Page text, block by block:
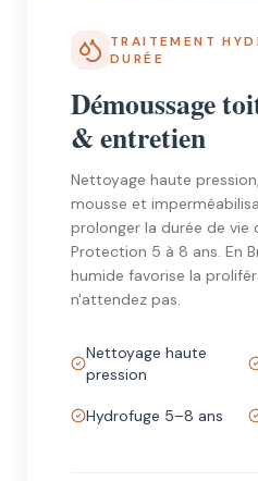
TRAITEMENT
DURÉE
Démoussage
& entretien
Nettoyage haute
mousse et
prolonger la durée de vie
Protection 5 à 8 ans. En
humide favorise la
n'attendez pas.
Nettoyage haute
pression
Hydrofuge 5–8 ans